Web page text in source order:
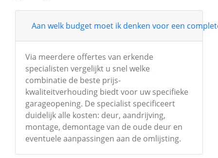
Aan welk budget moet ik denken voor een
Via meerdere offertes van erkende
specialisten vergelijkt u snel welke
combinatie de beste prijs-
kwaliteitverhouding biedt voor uw specifieke
garageopening. De specialist specificeert
duidelijk alle kosten: deur, aandrijving,
montage, demontage van de oude deur en
eventuele aanpassingen aan de omlijsting.